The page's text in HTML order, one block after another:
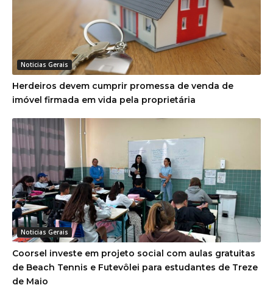
Noticias Gerais
Herdeiros devem cumprir promessa de venda de
imóvel firmada em vida pela proprietária
Noticias Gerais
Coorsel investe em projeto social com aulas gratuitas
de Beach Tennis e Futevôlei para estudantes de Treze
de Maio